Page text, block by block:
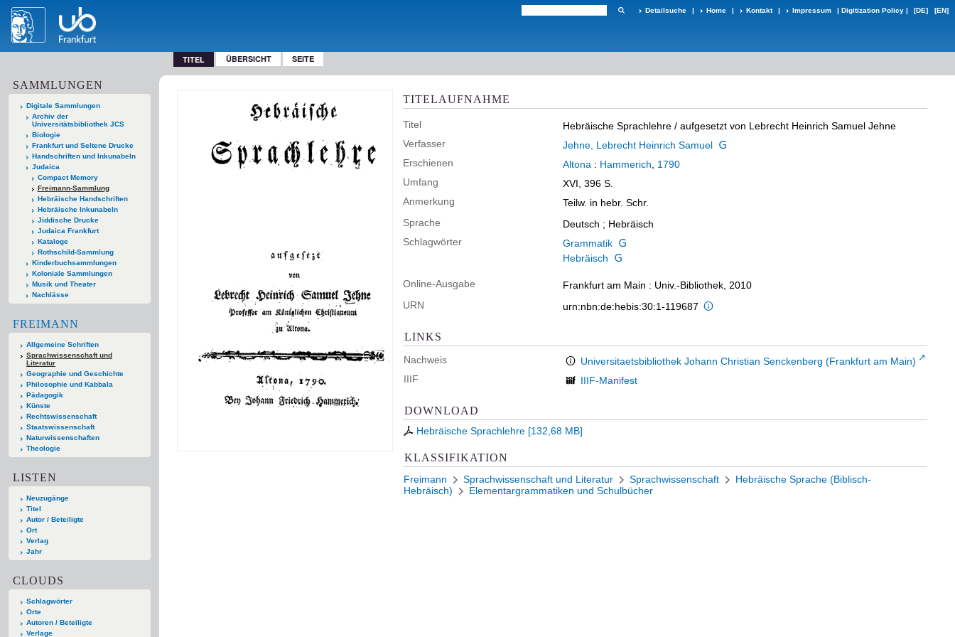
Detailsuche | Home | Kontakt | Impressum | Digitization Policy | [DE] [EN]
TITEL ÜBERSICHT SEITE
SAMMLUNGEN
Digitale Sammlungen
Archiv der
Universitätsbibliothek JCS
Biologie
Frankfurt und Seltene Drucke
Handschriften und Inkunabeln
Judaica
Compact Memory
Freimann-Sammlung
Hebräische Handschriften
Hebräische Inkunabeln
Jiddische Drucke
Judaica Frankfurt
Kataloge
Rothschild-Sammlung
Kinderbuchsammlungen
Koloniale Sammlungen
Musik und Theater
Nachlässe
FREIMANN
Allgemeine Schriften
Sprachwissenschaft und
Literatur
Geographie und Geschichte
Philosophie und Kabbala
Pädagogik
Künste
Rechtswissenschaft
Staatswissenschaft
Naturwissenschaften
Theologie
LISTEN
Neuzugänge
Titel
Autor / Beteiligte
Ort
Verlag
Jahr
CLOUDS
Schlagwörter
Orte
Autoren / Beteiligte
Verlage
TITELAUFNAHME
Titel Hebräische Sprachlehre / aufgesetzt von Lebrecht Heinrich Samuel Jehne
Verfasser
Jehne, Lebrecht Heinrich Samuel
Erschienen
Altona : Hammerich
1790
Umfang
XVI, 396 S.
Anmerkung
Teilw. in hebr. Schr.
Sprache
Deutsch ; Hebräisch
Schlagwörter
Grammatik
Hebräisch
Online-Ausgabe
Frankfurt am Main : Univ.-Bibliothek, 2010
URN
urn:nbn:de:hebis:30:1-119687
LINKS
Nachweis
Universitaetsbibliothek Johann Christian Senckenberg (Frankfurt am Main)
IIIF
IIIF-Manifest
DOWNLOAD
Hebräische Sprachlehre [132,68 MB]
KLASSIFIKATION
Freimann Sprachwissenschaft und Literatur Sprachwissenschaft
Hebräische Sprache (Biblisch-
Hebräisch)
Elementargrammatiken und Schulbücher